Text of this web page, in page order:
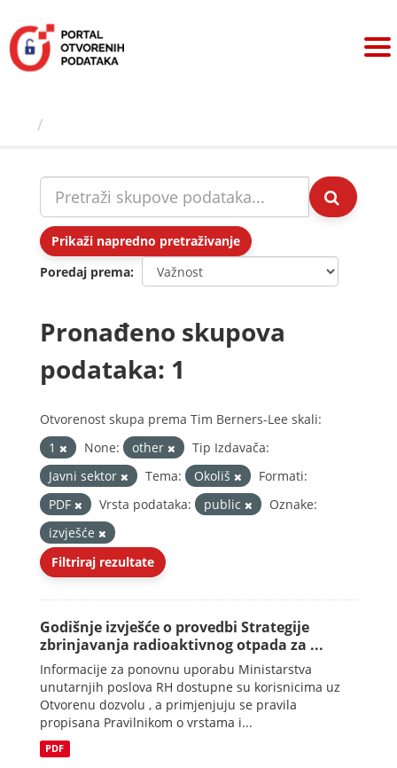
sadržaj
Prikaži napredno pretraživanje
Poredaj prema
Pronađeno skupova
podataka: 1
Otvorenost skupa prema Tim Berners-Lee skali:
1
None: other
Tip Izdavača:
Javni sektor
Tema: Okoliš
Formati:
PDF
Vrsta podataka: public
Oznake:
izvješće
Filtriraj rezultate
Godišnje izvješće o provedbi Strategije
zbrinjavanja radioaktivnog otpada za ...
Informacije za ponovnu uporabu Ministarstva
unutarnjih poslova RH dostupne su korisnicima uz
Otvorenu dozvolu , a primjenjuju se pravila
propisana Pravilnikom o vrstama i...
PDF